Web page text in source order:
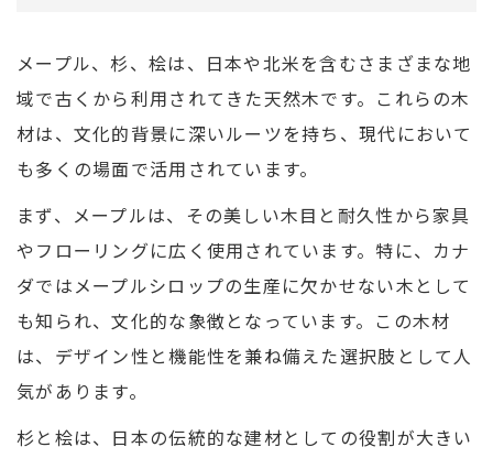
メープル、杉、桧は、日本や北米を含むさまざまな地
域で古くから利用されてきた天然木です。これらの木
材は、文化的背景に深いルーツを持ち、現代において
も多くの場面で活用されています。
まず、メープルは、その美しい木目と耐久性から家具
やフローリングに広く使用されています。特に、カナ
ダではメープルシロップの生産に欠かせない木として
も知られ、文化的な象徴となっています。この木材
は、デザイン性と機能性を兼ね備えた選択肢として人
気があります。
杉と桧は、日本の伝統的な建材としての役割が大きい